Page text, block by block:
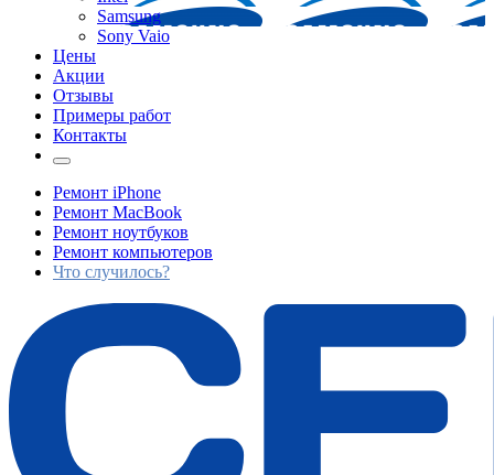
Samsung
Sony Vaio
Цены
Акции
Отзывы
Примеры работ
Контакты
Ремонт iPhone
Ремонт MacBook
Ремонт ноутбуков
Ремонт компьютеров
Что случилось?